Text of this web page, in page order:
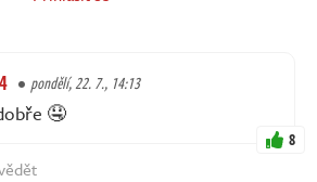
pondělí, 22. 7., 14:13
🤤
8